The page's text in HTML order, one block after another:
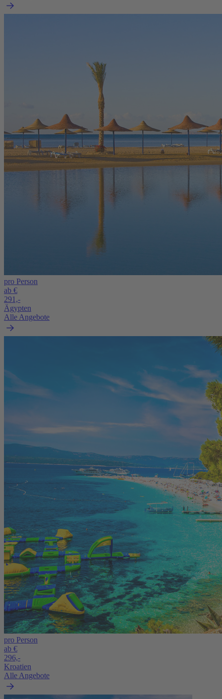
pro Person
ab €
291,-
Ägypten
Alle Angebote
pro Person
ab €
296,-
Kroatien
Alle Angebote